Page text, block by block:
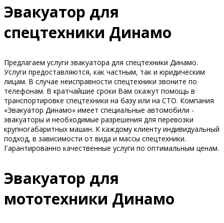
Эвакуатор для
спецтехники Динамо
Предлагаем услуги эвакуатора для спецтехники Динамо.
Услуги предоставляются, как частным, так и юридическим
лицам. В случае неисправности спецтехники звоните по
телефонам. В кратчайшие сроки Вам окажут помощь в
транспортировке спецтехники на базу или на СТО. Компания
«Эвакуатор Динамо» имеет специальные автомобили -
эвакуаторы и необходимые разрешения для перевозки
крупногабаритных машин. К каждому клиенту индивидуальный
подход, в зависимости от вида и массы спецтехники.
Гарантированно качественные услуги по оптимальным ценам.
Эвакуатор для
мототехники Динамо